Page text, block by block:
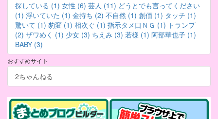
探している (1) 女性 (6) 芸人 (11) どうとでも言ってください
(1) 浮いていた (1) 金持ち (2) 不自然 (1) 創価 (1) タッチ (1)
驚いて (1) 豹変 (1) 相次ぐ (1) 指示タメ口ＮＧ (1) トランプ
(2) ザワめく (1) 少女 (3) ちえみ (3) 若様 (1) 阿部華也子 (1)
BABY (3)
おすすめサイト
2ちゃんねる